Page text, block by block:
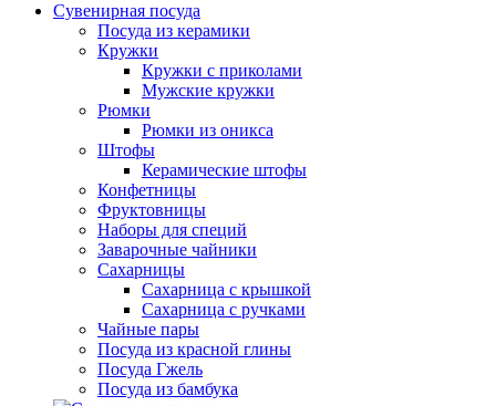
Сувенирная посуда
Посуда из керамики
Кружки
Кружки с приколами
Мужские кружки
Рюмки
Рюмки из оникса
Штофы
Керамические штофы
Конфетницы
Фруктовницы
Наборы для специй
Заварочные чайники
Сахарницы
Сахарница с крышкой
Сахарница с ручками
Чайные пары
Посуда из красной глины
Посуда Гжель
Посуда из бамбука